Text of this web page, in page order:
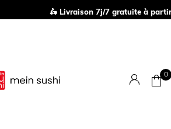
🛵 Livraison 7j/7 gratuite à partir
0